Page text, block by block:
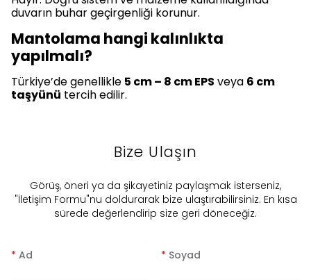
duvarın buhar geçirgenliği korunur.
Mantolama hangi kalınlıkta
yapılmalı?
Türkiye’de genellikle 5 cm – 8 cm EPS veya 6 cm
taşyünü tercih edilir.
Bize Ulaşın
​Görüş, öneri ya da şikayetiniz paylaşmak isterseniz,
"İletişim Formu"nu doldurarak bize ulaştırabilirsiniz. En kısa
sürede değerlendirip size geri döneceğiz.
* Ad * Soyad